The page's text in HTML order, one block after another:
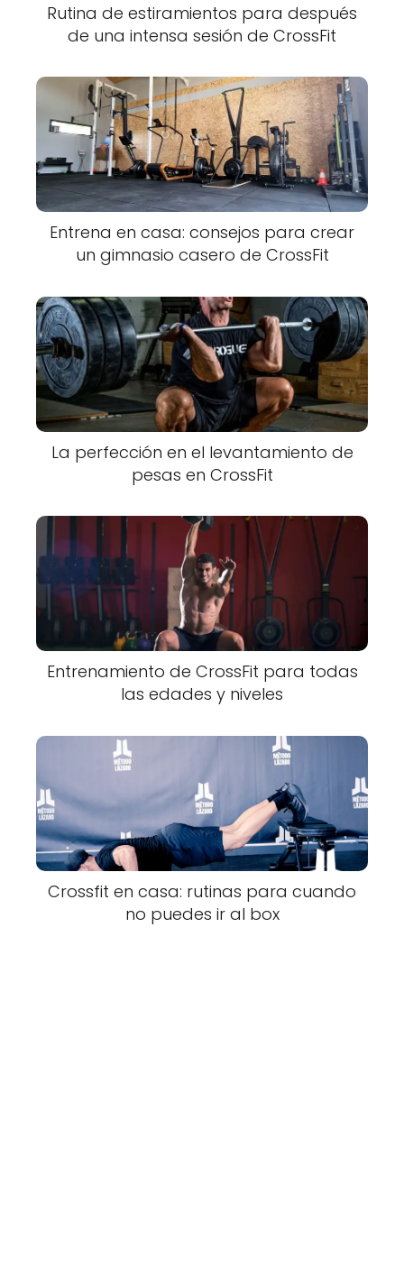
Rutina de estiramientos para después
de una intensa sesión de CrossFit
Entrena en casa: consejos para crear
un gimnasio casero de CrossFit
La perfección en el levantamiento de
pesas en CrossFit
Entrenamiento de CrossFit para todas
las edades y niveles
Crossfit en casa: rutinas para cuando
no puedes ir al box